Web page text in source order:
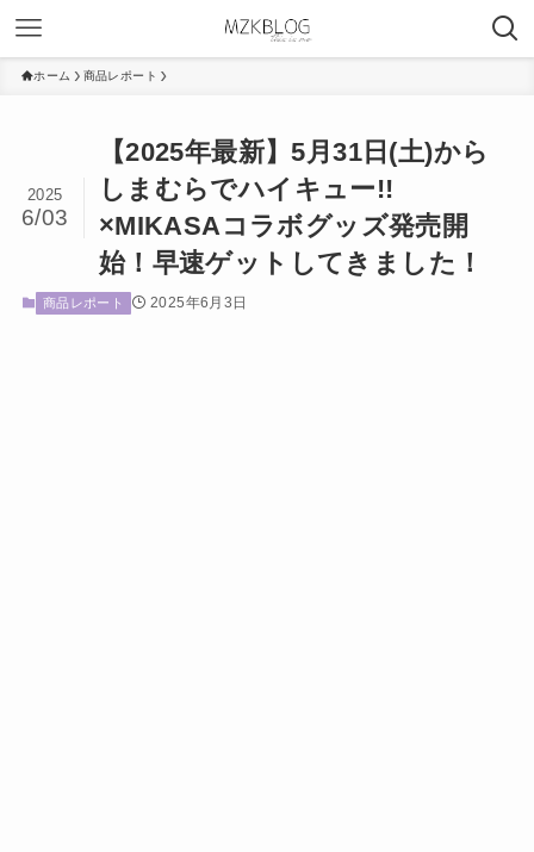
ホーム 商品レポート
【2025年最新】5月31日(土)から
しまむらでハイキュー!!
×MIKASAコラボグッズ発売開
始！早速ゲットしてきました！
2025
6/03
商品レポート 2025年6月3日